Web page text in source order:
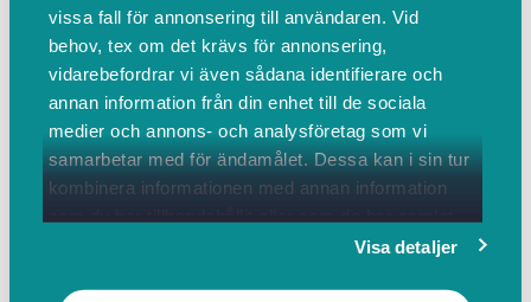
vissa fall för annonsering till användaren. Vid
behov, tex om det krävs för annonsering,
vidarebefordrar vi även sådana identifierare och
annan information från din enhet till de sociala
medier och annons- och analysföretag som vi
samarbetar med för ändamålet. Dessa kan i sin tur
kombinera informationen med annan information
Visa detaljer